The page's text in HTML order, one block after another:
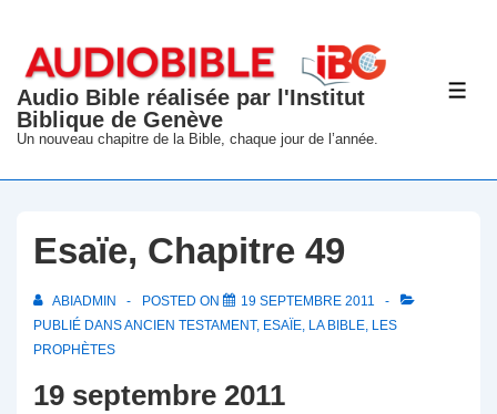
passer
contenu
principal
Audio Bible réalisée par l'Institut
Biblique de Genève
Un nouveau chapitre de la Bible, chaque jour de l’année.
Esaïe, Chapitre 49
ABIADMIN POSTED ON
19 SEPTEMBRE 2011
PUBLIÉ DANSANCIEN TESTAMENT, ESAÏE, LA BIBLE, LES
PROPHÈTES
19 septembre 2011